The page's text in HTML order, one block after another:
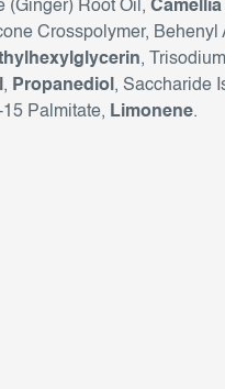
(Ginger) Root Oil,
Crosspolymer, Behenyl
,
, Propanediol , Saccharide
Palmitate, Limonene.